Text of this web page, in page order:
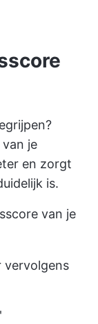
je
en zorgt
is.
van je
vervolgens